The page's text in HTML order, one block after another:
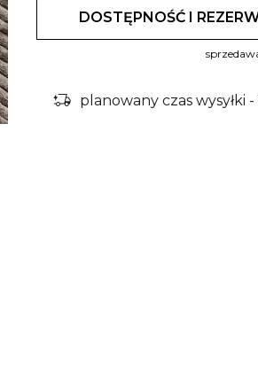
DOSTĘPNOŚĆ I
delivery_truck_bolt planowany czas wysyłki